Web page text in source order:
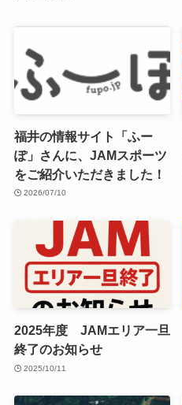
福井の情報サイト「ふー
ぽ」さんに、JAMスポーツ
をご紹介いただきました！
2026/07/10
2025年度 JAMエリア一旦
終了のお知らせ
2025/10/11